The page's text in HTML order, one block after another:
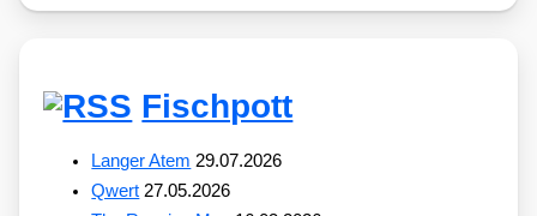
Fischpott
Langer Atem 29.07.2026
Qwert 27.05.2026